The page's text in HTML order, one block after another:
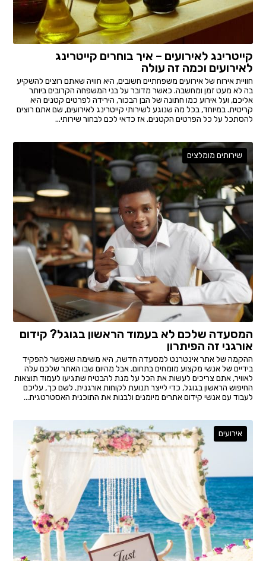
קייטרינג לאירועים – איך בוחרים קייטרינג
לאירועים וכמה זה עולה
חוויית אירוח של אירועים משפחתיים חשובים, היא חוויה שאתם רוצים להשקיע
בה לא מעט זמן ומחשבה. כאשר מדובר על בני המשפחה הקרובים ביותר
אליכם, ועל אירוע כמו חתונה של הבן הבכור, הירידה לפרטים קטנים היא
קריטית. במיוחד, בכל מה שנוגע לשירותי קייטרינג לאירועים, שם אתם רוצים
להסתכל על כל הפרטים הקטנים. אז כדאי לכם לבחור שירותי...
שירותים מומלצים
המסעדה שלכם לא בעמוד הראשון בגוגל? קידום
אורגני זה הפיתרון
ההקמה של אתר אינטרנט למסעדה חדשה, היא משימה שאפשר להפקיד
בידיים של אנשי מקצוע מומחים בתחום. אבל מהיום שבו האתר שלכם עלה
לאוויר, אתם צריכים לעשות את הכל על מנת להבטיח שתגיעו לעמוד תוצאות
החיפוש הראשון בגוגל, כדי לייצר תנועת לקוחות אורגנית. לשם כך, עליכם
לעבוד עם אנשי קידום אתרים מיומנים ולבנות את התוכנית האסטרטגית...
אירועים